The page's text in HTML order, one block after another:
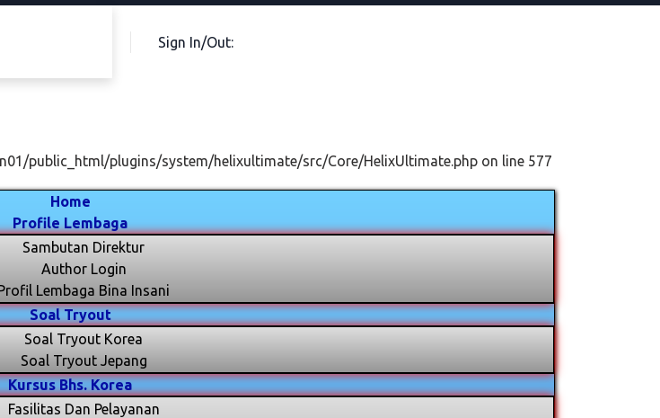
Sign In/Out:
public_html/plugins/system/helixultimate/src/Core/HelixUltimate.php on line 577
Home
Profile Lembaga
Sambutan Direktur
Author Login
Lembaga Bina Insani
Soal Tryout
Soal Tryout Korea
Soal Tryout Jepang
Kursus Bhs. Korea
Fasilitas Dan Pelayanan